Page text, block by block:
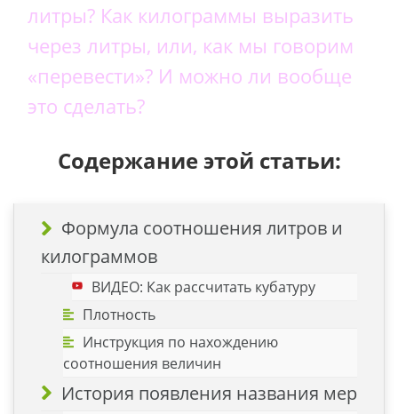
литры? Как килограммы выразить
через литры, или, как мы говорим
«перевести»? И можно ли вообще
это сделать?
Содержание этой статьи:
Формула соотношения литров и
килограммов
ВИДЕО: Как рассчитать кубатуру
Плотность
Инструкция по нахождению
соотношения величин
История появления названия мер